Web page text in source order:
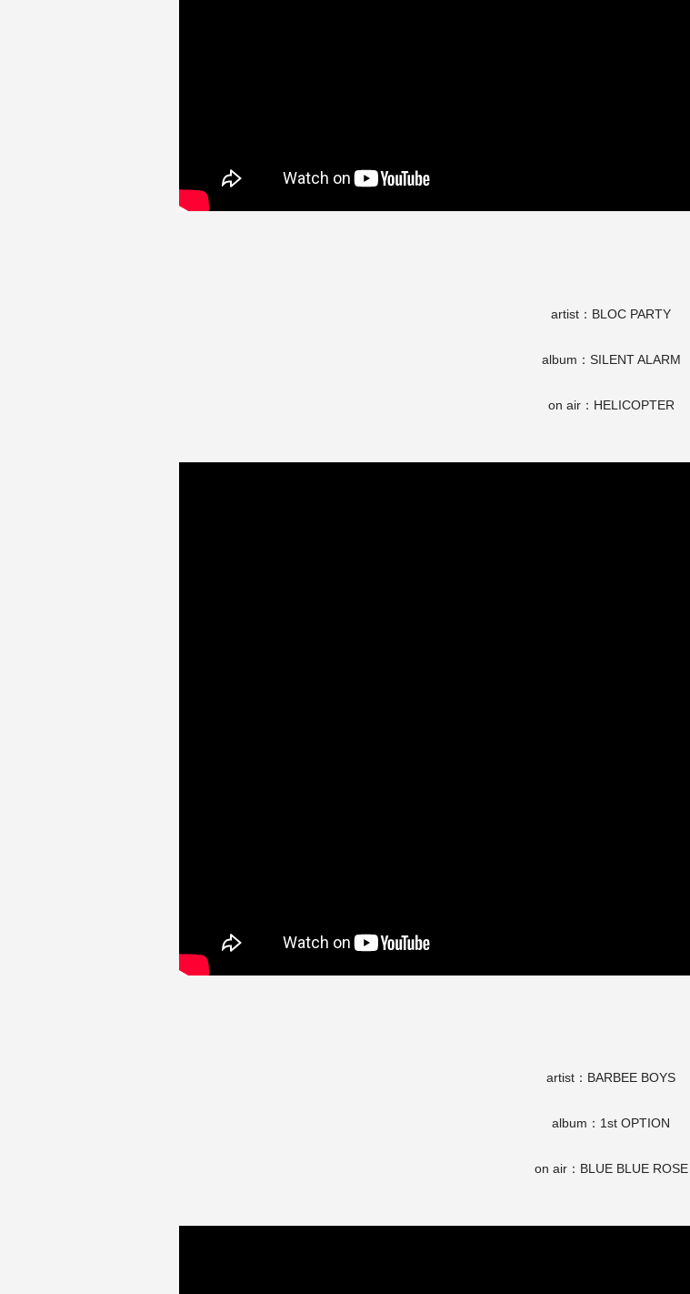
artist：BLOC PARTY
album：SILENT ALARM
on air：HELICOPTER
artist：BARBEE BOYS
album：1st OPTION
on air：BLUE BLUE ROSE